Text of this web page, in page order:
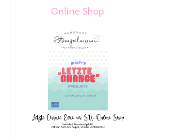
Online Shop